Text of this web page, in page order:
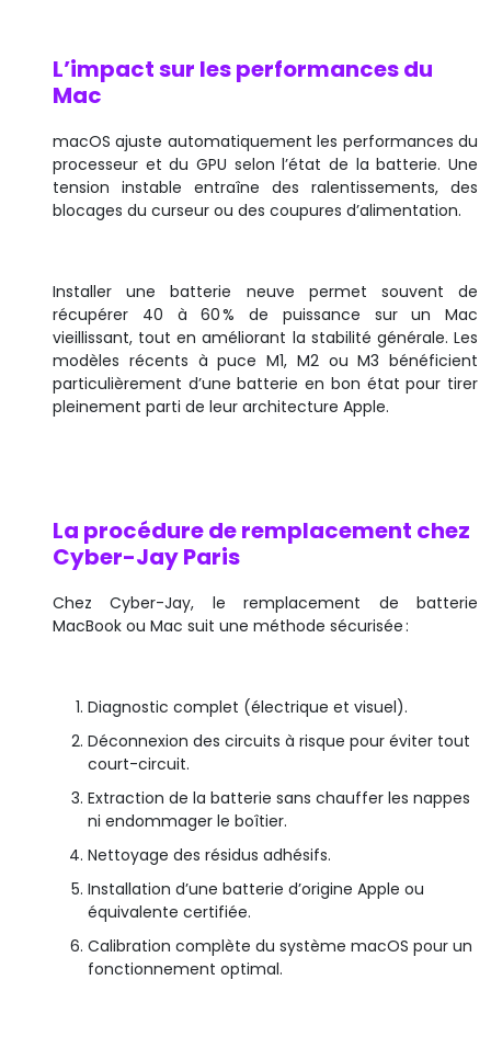
L’impact sur les performances du
Mac
macOS ajuste automatiquement les performances du
processeur et du GPU selon l’état de la batterie. Une
tension instable entraîne des ralentissements, des
blocages du curseur ou des coupures d’alimentation.
Installer une batterie neuve permet souvent de
récupérer 40 à 60 % de puissance sur un Mac
vieillissant, tout en améliorant la stabilité générale. Les
modèles récents à puce M1, M2 ou M3 bénéficient
particulièrement d’une batterie en bon état pour tirer
pleinement parti de leur architecture Apple.
La procédure de remplacement chez
Cyber-Jay Paris
Chez Cyber-Jay, le remplacement de batterie
MacBook ou Mac suit une méthode sécurisée :
Diagnostic complet (électrique et visuel).
Déconnexion des circuits à risque pour éviter tout
court-circuit.
Extraction de la batterie sans chauffer les nappes
ni endommager le boîtier.
Nettoyage des résidus adhésifs.
Installation d’une batterie d’origine Apple ou
équivalente certifiée.
Calibration complète du système macOS pour un
fonctionnement optimal.